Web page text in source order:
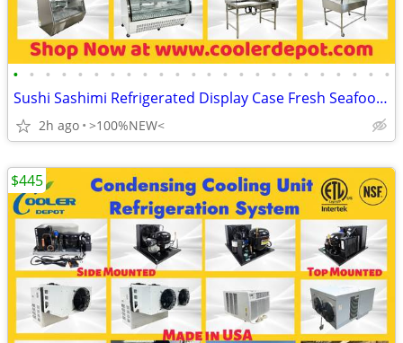
• • • • • • • • • • • • • • • • • • • • • • • •
Sushi Sashimi Refrigerated Display Case Fresh Seafood Showcase Fish Cl
2h ago >100%NEW<
$445